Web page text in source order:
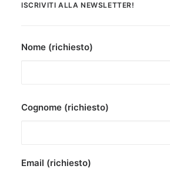
ISCRIVITI ALLA NEWSLETTER!
Nome (richiesto)
Cognome (richiesto)
Email (richiesto)